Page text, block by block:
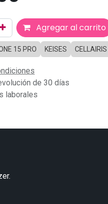
Agregar al carrito
15 PRO KEISES CELLAIRIS
de 30 días
laborales